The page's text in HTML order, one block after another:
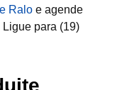
Ralo e agende
para (19)